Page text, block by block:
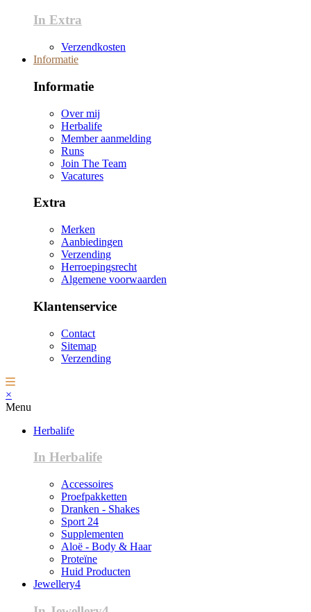
In Extra
Verzendkosten
Informatie
Informatie
Over mij
Herbalife
Member aanmelding
Runs
Join The Team
Vacatures
Extra
Merken
Aanbiedingen
Verzending
Herroepingsrecht
Algemene voorwaarden
Klantenservice
Contact
Sitemap
Verzending
×
Menu
Herbalife
In Herbalife
Accessoires
Proefpakketten
Dranken - Shakes
Sport 24
Supplementen
Aloë - Body & Haar
Proteïne
Huid Producten
Jewellery4